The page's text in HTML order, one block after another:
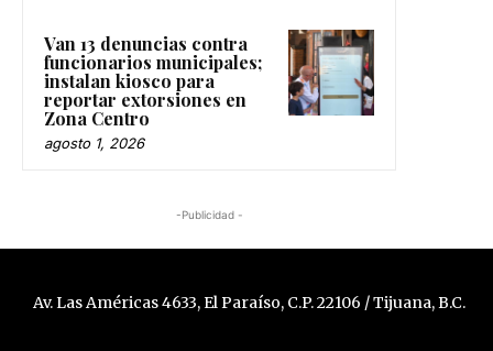
Van 13 denuncias contra
funcionarios municipales;
instalan kiosco para
reportar extorsiones en
Zona Centro
agosto 1, 2026
-Publicidad -
Av. Las Américas 4633, El Paraíso, C.P. 22106 / Tijuana, B.C.